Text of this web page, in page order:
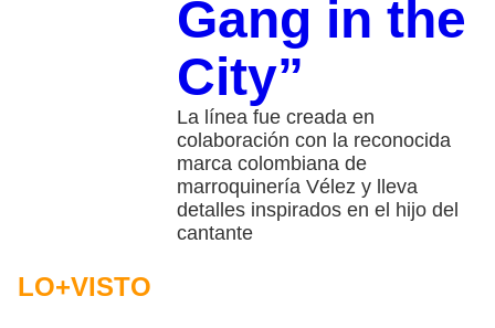
Gang in the
City”
La línea fue creada en
colaboración con la reconocida
marca colombiana de
marroquinería Vélez y lleva
detalles inspirados en el hijo del
cantante
LO+VISTO